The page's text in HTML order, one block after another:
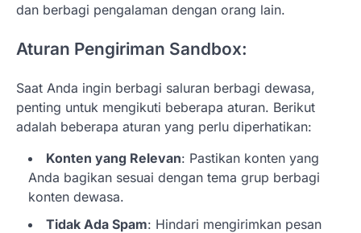
dan berbagi pengalaman dengan orang lain.
Aturan Pengiriman Sandbox:
Saat Anda ingin berbagi saluran berbagi dewasa,
penting untuk mengikuti beberapa aturan. Berikut
adalah beberapa aturan yang perlu diperhatikan:
Konten yang Relevan: Pastikan konten yang
Anda bagikan sesuai dengan tema grup berbagi
konten dewasa.
Tidak Ada Spam: Hindari mengirimkan pesan